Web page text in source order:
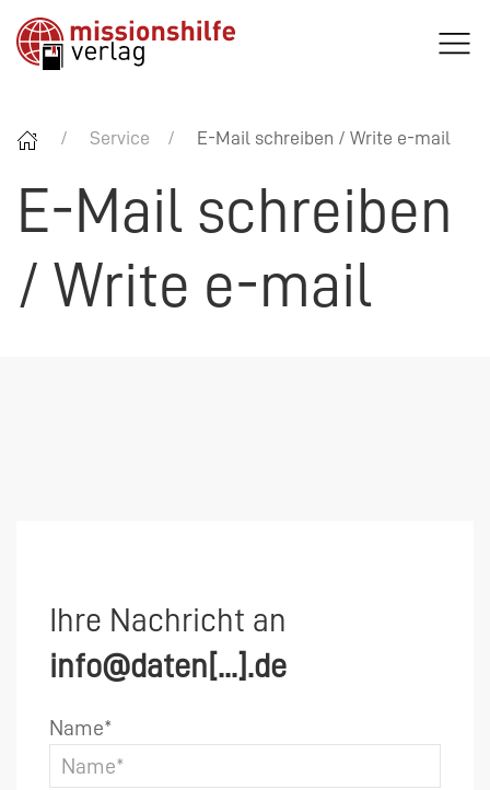
Service E-Mail schreiben / Write e-mail
E-Mail schreiben
/ Write e-mail
Ihre Nachricht an
info@daten[...].de
Name*